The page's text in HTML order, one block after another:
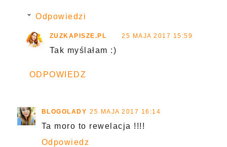
Odpowiedzi
ZUZKAPISZE.PL 25 MAJA 2017 15:59
Tak myślałam :)
ODPOWIEDZ
BLOGOLADY 25 MAJA 2017 16:14
Ta moro to rewelacja !!!!
Odpowiedz